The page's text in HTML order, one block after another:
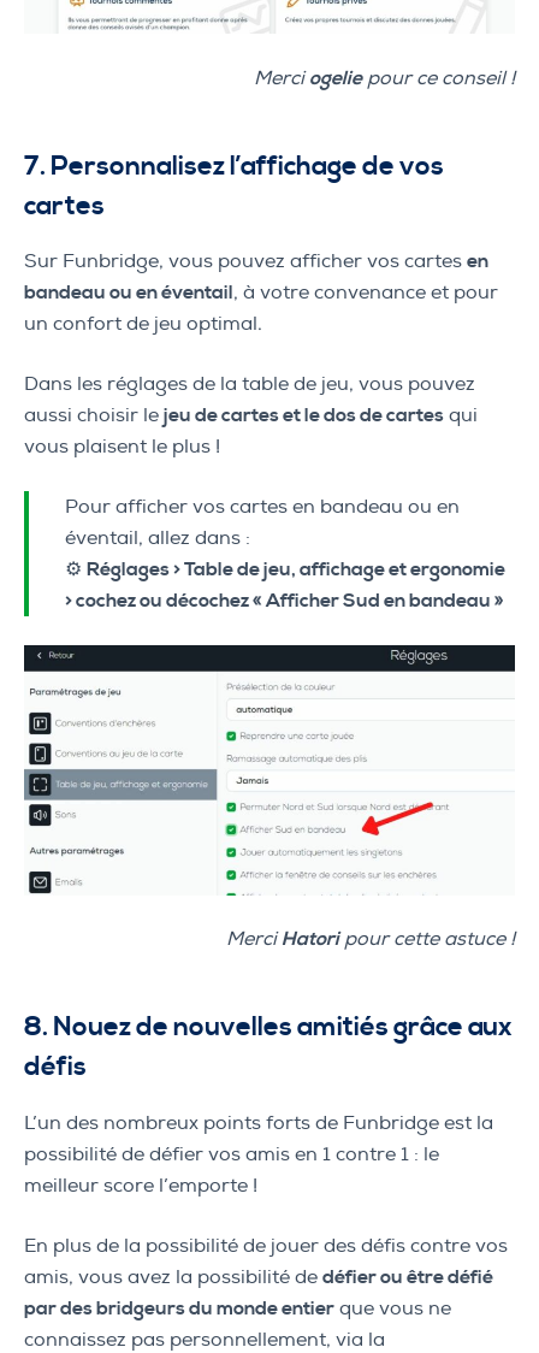
Merciogeliepour ce conseil !
7. Personnalisez l’affichage de vos
cartes
Sur Funbridge, vous pouvez afficher vos cartes en
bandeau ou en éventail, à votre convenance et pour
un confort de jeu optimal.
Dans les réglages de la table de jeu, vous pouvez
aussi choisir le jeu de cartes et le dos de cartes qui
vous plaisent le plus !
Pour afficher vos cartes en bandeau ou en
éventail, allez dans :
⚙️ Réglages > Table de jeu, affichage et ergonomie
> cochez ou décochez « Afficher Sud en bandeau »
MerciHatoripour cette astuce !
8. Nouez de nouvelles amitiés grâce aux
défis
L’un des nombreux points forts de Funbridge est la
possibilité de défier vos amis en 1 contre 1 : le
meilleur score l’emporte !
En plus de la possibilité de jouer des défis contre vos
amis, vous avez la possibilité de défier ou être défié
par des bridgeurs du monde entier que vous ne
connaissez pas personnellement, via la